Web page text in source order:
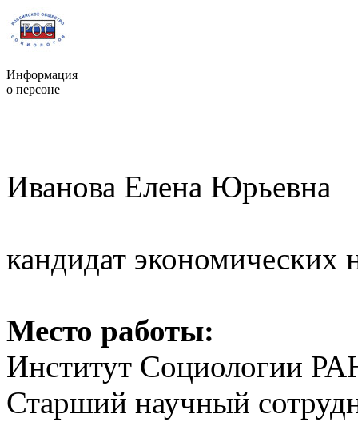
Информация
о персоне
Иванова Елена Юрьевна
кандидат экономических
Место работы:
Институт Социологии
Старший научный